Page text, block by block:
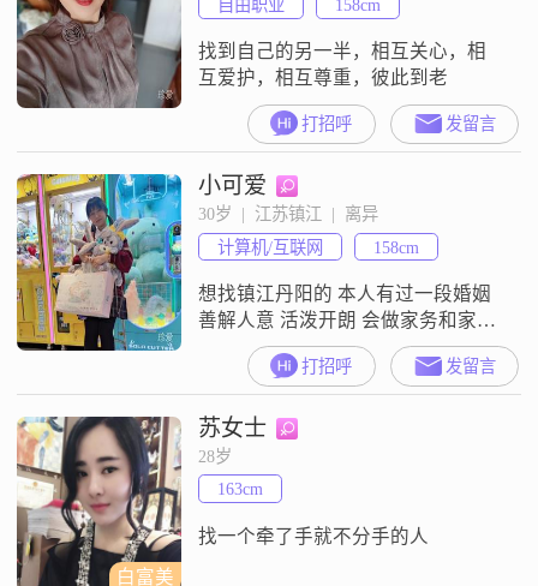
自由职业
158cm
找到自己的另一半，相互关心，相
互爱护，相互尊重，彼此到老
打招呼 发留言
小可爱
30岁  |  江苏镇江  |  离异
计算机/互联网
158cm
想找镇江丹阳的 本人有过一段婚姻
善解人意 活泼开朗 会做家务和家常
菜 ，会一点烘焙基础 比较看重自己
的工作和自我提升，如果情况需要
的话，可以和你一起努力奋斗也可
以接受全职太太。
打招呼 发留言
白富美
苏女士
28岁
163cm
找一个牵了手就不分手的人